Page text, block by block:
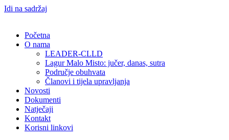
Idi na sadržaj
Početna
O nama
LEADER-CLLD
Lagur Malo Misto: jučer, danas, sutra
Područje obuhvata​
Članovi i tijela upravljanja​
Novosti
Dokumenti
Natječaji
Kontakt
Korisni linkovi